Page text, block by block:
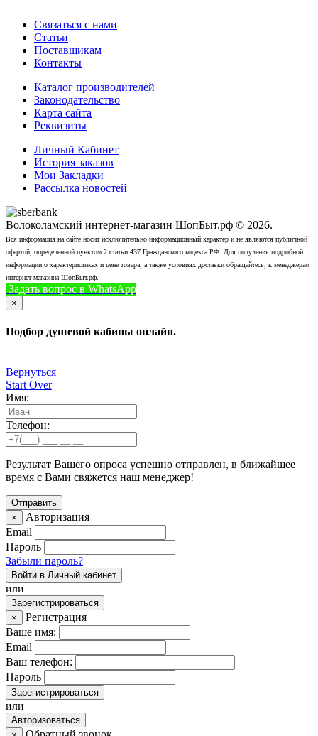
Связаться с нами
Статьи
Поставщикам
Контакты
Каталог производителей
Законодательство
Карта сайта
Реквизиты
Личный Кабинет
История заказов
Мои Закладки
Рассылка новостей
Волоколамский интернет-магазин ШопБыт.рф © 2026.
Вся информация на сайте носит исключительно информационный характер и не являются публичной
офертой, определенной пунктом 2 статьи 437 Гражданского кодекса РФ. Для получения подробной
информации о характеристиках и цене товара, а также условиях доставки обращайтесь, к менеджерам
интернет-магазина ШопБыт.рф.
Задать вопрос в WhatsApp
×
Подбор душевой кабины онлайн.
Вернуться
Start Over
Имя:
Телефон:
Результат Вашего опроса успешно отправлен, в ближайшее
время с Вами свяжется наш менеджер!
×
Авторизация
Email
Пароль
Забыли пароль?
Войти в Личный кабинет
или
Зарегистрироваться
×
Регистрация
Ваше имя:
Email
Ваш телефон:
Пароль
Зарегистрироваться
или
Авторизоваться